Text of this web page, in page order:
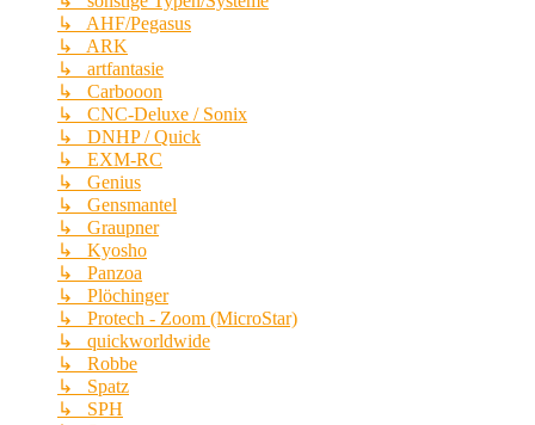
↳ AHF/Pegasus
↳ ARK
↳ artfantasie
↳ Carbooon
↳ CNC-Deluxe / Sonix
↳ DNHP / Quick
↳ EXM-RC
↳ Genius
↳ Gensmantel
↳ Graupner
↳ Kyosho
↳ Panzoa
↳ Plöchinger
↳ Protech - Zoom (MicroStar)
↳ quickworldwide
↳ Robbe
↳ Spatz
↳ SPH